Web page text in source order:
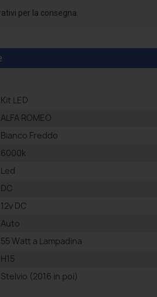
per la consegna.
Kit LED
ALFA ROMEO
Bianco Freddo
6000k
Led
DC
12v DC
Auto
55 Watt a Lampadina
H15
Stelvio (2016 in poi)